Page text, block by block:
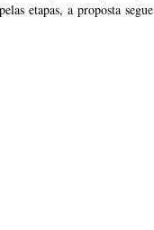
etapas, a proposta segue